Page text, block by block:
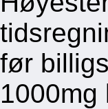
før
1000mg